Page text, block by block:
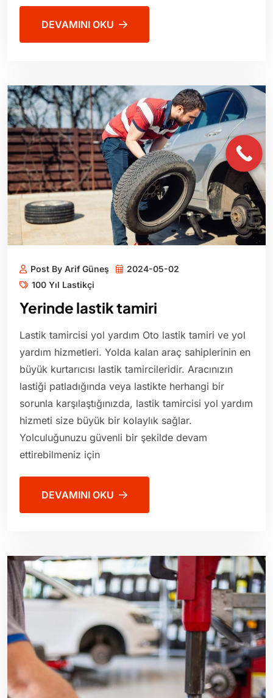
DEVAMINI OKU
Post By Arif Güneş
2024-05-02
100 Yıl Lastikçi
Yerinde lastik tamiri
Lastik tamircisi yol yardım Oto lastik tamiri ve yol
yardım hizmetleri. Yolda kalan araç sahiplerinin en
büyük kurtarıcısı lastik tamircileridir. Aracınızın
lastiği patladığında veya lastikte herhangi bir
sorunla karşılaştığınızda, lastik tamircisi yol yardım
hizmeti size büyük bir kolaylık sağlar.
Yolculuğunuzu güvenli bir şekilde devam
ettirebilmeniz için
DEVAMINI OKU